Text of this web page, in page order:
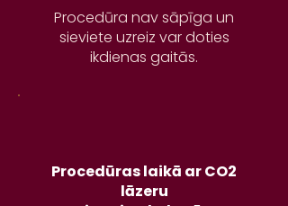
Procedūra nav sāpīga un
sieviete uzreiz var doties
ikdienas gaitās.
Procedūras laikā ar CO2
lāzeru